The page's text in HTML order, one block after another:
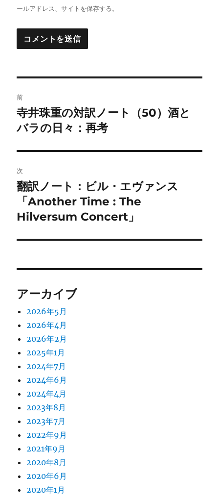
ールアドレス、サイトを保存する。
稿
ナ
ビ
ゲ
ー
シ
前
前
の
稿:
寺井珠重の対訳ノート（50）酒と
バラの日々：再考
次
次
の
投
翻訳ノート：ビル・エヴァンス
「Another Time : The
Hilversum Concert」
アーカイブ
2026年5月
2026年4月
2026年2月
2025年1月
2024年7月
2024年6月
2024年4月
2023年8月
2023年7月
2022年9月
2021年9月
2020年8月
2020年6月
2020年1月